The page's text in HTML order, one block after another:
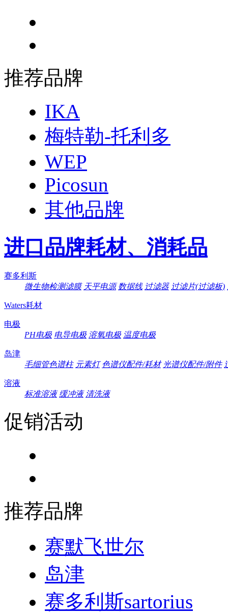
推荐品牌
IKA
梅特勒-托利多
WEP
Picosun
其他品牌
进口品牌耗材、消耗品
赛多利斯
微生物检测滤膜 天平电源 数据线 过滤器 过滤片(过滤板)
Waters耗材
电极
PH电极 电导电极 溶氧电极 温度电极
岛津
毛细管色谱柱 元素灯 色谱仪配件/耗材 光谱仪配件/附件
溶液
标准溶液 缓冲液 清洗液
促销活动
推荐品牌
赛默飞世尔
岛津
赛多利斯sartorius